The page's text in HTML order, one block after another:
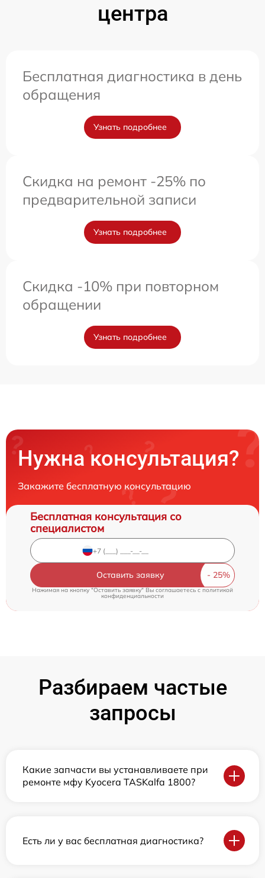
центра
Бесплатная диагностика в день
обращения
Узнать подробнее
Скидка на ремонт -25% по
предварительной записи
Узнать подробнее
Скидка -10% при повторном
обращении
Узнать подробнее
Нужна консультация?
Закажите бесплатную консультацию
Бесплатная консультация со
специалистом
Оставить заявку
Нажимая на кнопку "Оставить заявку" Вы соглашаетесь c политикой
конфиденциальности
Разбираем частые
запросы
Какие запчасти вы устанавливаете при
ремонте мфу Kyocera TASKalfa 1800?
Есть ли у вас бесплатная диагностика?